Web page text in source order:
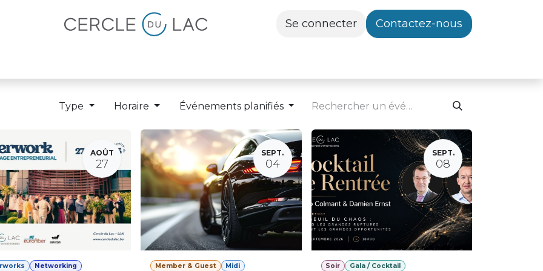
Se connecter Contactez-nous
Type Horaire Événements planifiés
AOÛT
27
Networking
SEPT.
04
Member & Guest
Midi
SEPT.
08
Soir Gala / Cocktail